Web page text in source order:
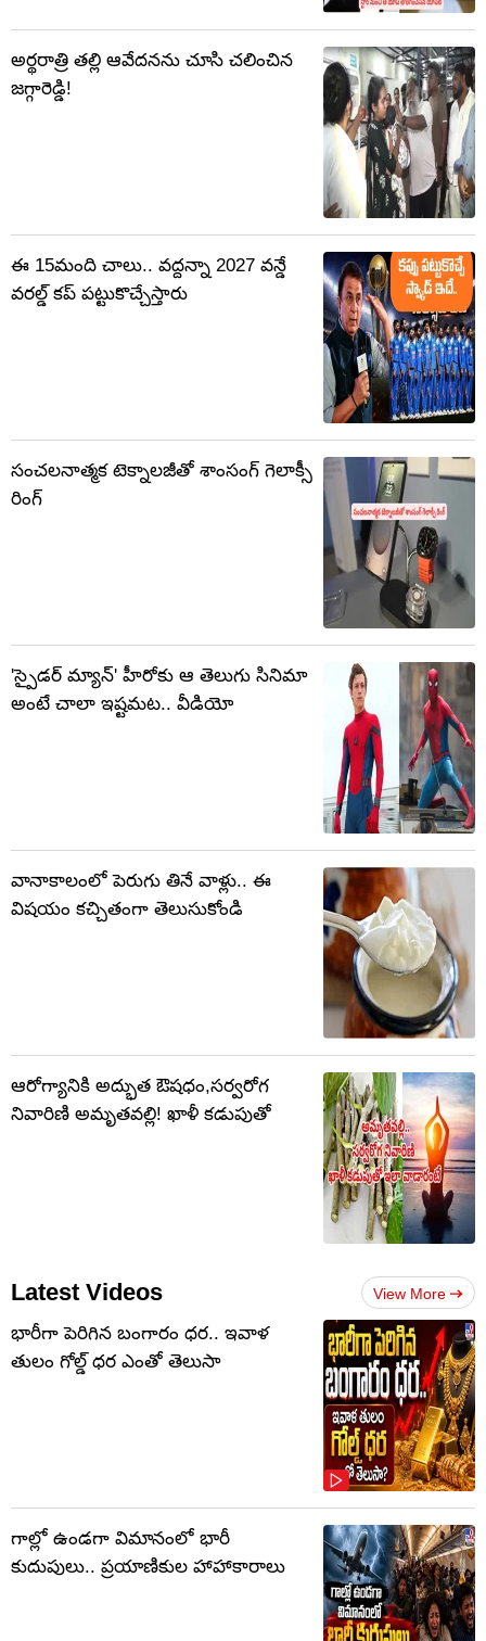
అర్థరాత్రి తల్లి ఆవేదనను చూసి చలించిన
జగ్గారెడ్డి!
ఈ 15మంది చాలు.. వద్దన్నా 2027 వన్డే
వరల్డ్ కప్ పట్టుకొచ్చేస్తారు
సంచలనాత్మక టెక్నాలజీతో శాంసంగ్ గెలాక్సీ
రింగ్‌
'స్పైడర్ మ్యాన్' హీరోకు ఆ తెలుగు సినిమా
అంటే చాలా ఇష్టమట.. వీడియో
వానాకాలంలో పెరుగు తినే వాళ్లు.. ఈ
విషయం కచ్చితంగా తెలుసుకోండి
ఆరోగ్యానికి అద్భుత ఔషధం,సర్వరోగ
నివారిణి అమృతవల్లి! ఖాళీ కడుపుతో
Latest Videos View More
భారీగా పెరిగిన బంగారం ధర.. ఇవాళ
తులం గోల్డ్‌ ధర ఎంతో తెలుసా
గాల్లో ఉండగా విమానంలో భారీ
కుదుపులు.. ప్రయాణికుల హాహాకారాలు